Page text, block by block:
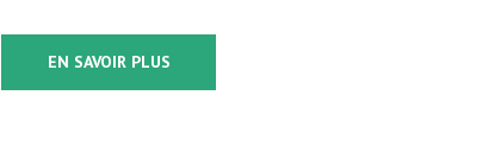
EN SAVOIR PLUS